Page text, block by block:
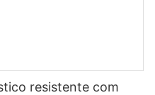
resistente com